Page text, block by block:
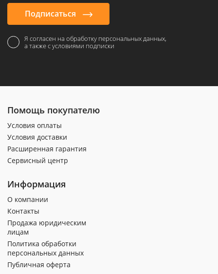
Подписаться
Я согласен на обработку персональных данных,
а также с условиями подписки
Помощь покупателю
Условия оплаты
Условия доставки
Расширенная гарантия
Сервисный центр
Информация
О компании
Контакты
Продажа юридическим
лицам
Политика обработки
персональных данных
Публичная оферта